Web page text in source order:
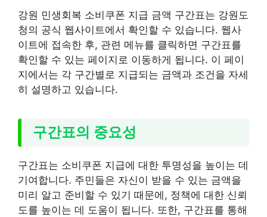
강원 민생회복 소비쿠폰 지급 금액 구간표는 강원도
청의 공식 웹사이트에서 확인할 수 있습니다. 웹사
이트에 접속한 후, 관련 메뉴를 클릭하면 구간표를
확인할 수 있는 페이지로 이동하게 됩니다. 이 페이
지에서는 각 구간별로 지급되는 금액과 조건을 자세
히 설명하고 있습니다.
구간표의 중요성
구간표는 소비쿠폰 지급에 대한 투명성을 높이는 데
기여합니다. 주민들은 자신이 받을 수 있는 금액을
미리 알고 준비할 수 있기 때문에, 정책에 대한 신뢰
도를 높이는 데 도움이 됩니다. 또한, 구간표를 통해